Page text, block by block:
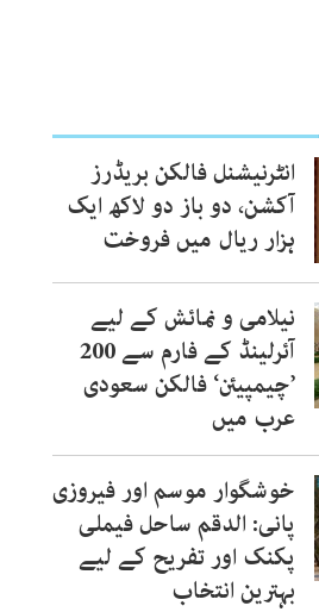
انٹرنیشنل فالکن بریڈرز
آکشن، دو باز دو لاکھ ایک
ہزار ریال میں فروخت
نیلامی و نمائش کے لیے
آئرلینڈ کے فارم سے 200
’چیمپیئن‘ فالکن سعودی
عرب میں
خوشگوار موسم اور فیروزی
پانی: الدقم ساحل فیملی
پکنک اور تفریح کے لیے
بہترین انتخاب